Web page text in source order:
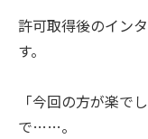
許可取得後のイン
す。
「今回の方が楽で
で……。